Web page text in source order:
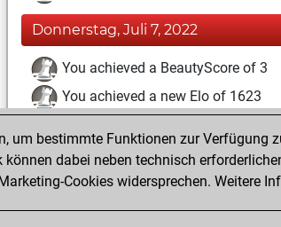
Donnerstag, Juli 7, 2022
You achieved a BeautyScore of 3
You achieved a new Elo of 1623
You played 1 blitz games
You scored +0 =0 -1 in blitz
um bestimmte Funktionen zur
dabei neben technisch
Cookies widersprechen. Weitere